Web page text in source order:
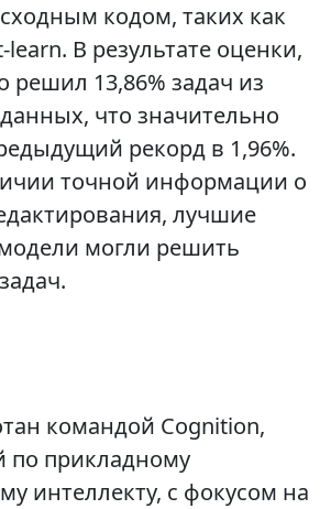
кодом, таких как
В результате оценки,
решил 13,86% задач из
что значительно
рекорд в 1,96%.
точной информации о
лучшие
могли решить
командой Cognition,
по прикладному
интеллекту, с фокусом на